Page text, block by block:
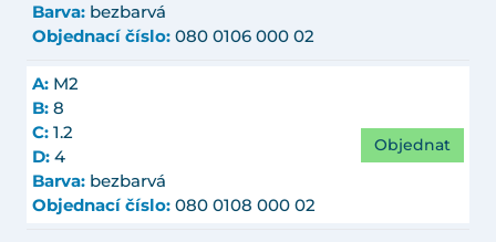
Barva: bezbarvá
Objednací číslo: 080 0106 000 02
A: M2
B: 8
C: 1.2
D: 4
Barva: bezbarvá
Objednací číslo: 080 0108 000 02
Objednat